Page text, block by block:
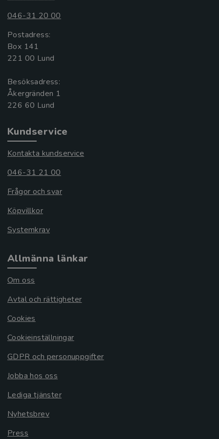
046-31 20 00
Postadress:
Box 141
221 00 Lund
Besöksadress:
Åkergränden 1
Kundservice
Kontakta kundservice
046-31 21 00
Frågor och svar
Köpvillkor
Systemkrav
Allmänna länkar
Om oss
Avtal och rättigheter
Cookies
Cookieinställningar
GDPR och personuppgifter
Jobba hos oss
Lediga tjänster
Nyhetsbrev
Press